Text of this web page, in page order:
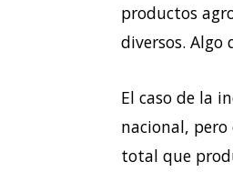
productos
diversos. Algo
El caso de la
nacional, pero
total que